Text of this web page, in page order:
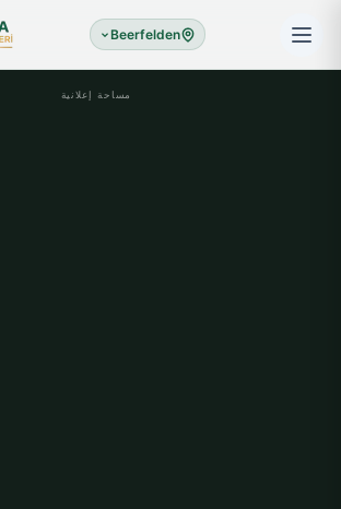
Beerfelden
مساحة إعلانية